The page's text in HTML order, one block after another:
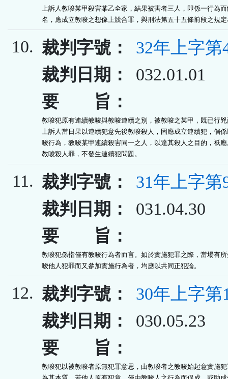
上訴人教唆某甲殺害某乙全家，結果被害者三人，即係一行為
名，應成立教唆之想像上競合罪，與刑法第五十五條前段之規
10. 裁判字號：
32年上字第
裁判日期：
032.01.01
要 旨：
教唆犯原有連續教唆與教唆連續之別，被教唆之某甲，既已行
上訴人當日果以連續犯意先後教唆殺人，固應成立連續犯，倘
唆行為，教唆某甲連續殺害同一之人，以達其殺人之目的，祇
教唆殺人罪，不發生連續犯問題。
11. 裁判字號：
31年上字第
裁判日期：
031.04.30
要 旨：
教唆犯係指僅有教唆行為者而言。如於實施犯罪之際，當場有
唆他人犯罪而又參加實施行為者，均應以共同正犯論。
12. 裁判字號：
30年上字第
裁判日期：
030.05.23
要 旨：
教唆犯以被教唆者原無犯罪意思，由教唆者之教唆始起意實施